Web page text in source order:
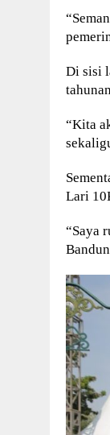
Di sisi
“Kita
Lari
“Saya